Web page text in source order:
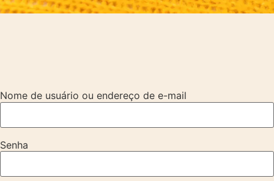
Nome de usuário ou endereço de e-mail
Senha